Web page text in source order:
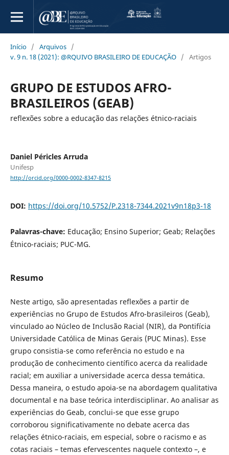
Início / Arquivos /
v. 9 n. 18 (2021): @RQUIVO BRASILEIRO DE EDUCAÇÃO / Artigos
GRUPO DE ESTUDOS AFRO-
BRASILEIROS (GEAB)
reflexões sobre a educação das relações étnico-raciais
Daniel Péricles Arruda
Unifesp
http://orcid.org/0000-0002-8347-8215
DOI: https://doi.org/10.5752/P.2318-7344.2021v9n18p3-18
Palavras-chave: Educação; Ensino Superior; Geab; Relações
Étnico-raciais; PUC-MG.
Resumo
Neste artigo, são apresentadas reflexões a partir de
experiências no Grupo de Estudos Afro-brasileiros (Geab),
vinculado ao Núcleo de Inclusão Racial (NIR), da Pontifícia
Universidade Católica de Minas Gerais (PUC Minas). Esse
grupo consistia-se como referência no estudo e na
produção de conhecimento científico acerca da realidade
racial; em auxiliar a universidade acerca dessa temática.
Dessa maneira, o estudo apoia-se na abordagem qualitativa
documental e na base teórica interdisciplinar. Ao analisar as
experiências do Geab, conclui-se que esse grupo
corroborou significativamente no debate acerca das
relações étnico-raciais, em especial, sobre o racismo e as
cotas raciais – temas efervescentes naquele contexto –, e